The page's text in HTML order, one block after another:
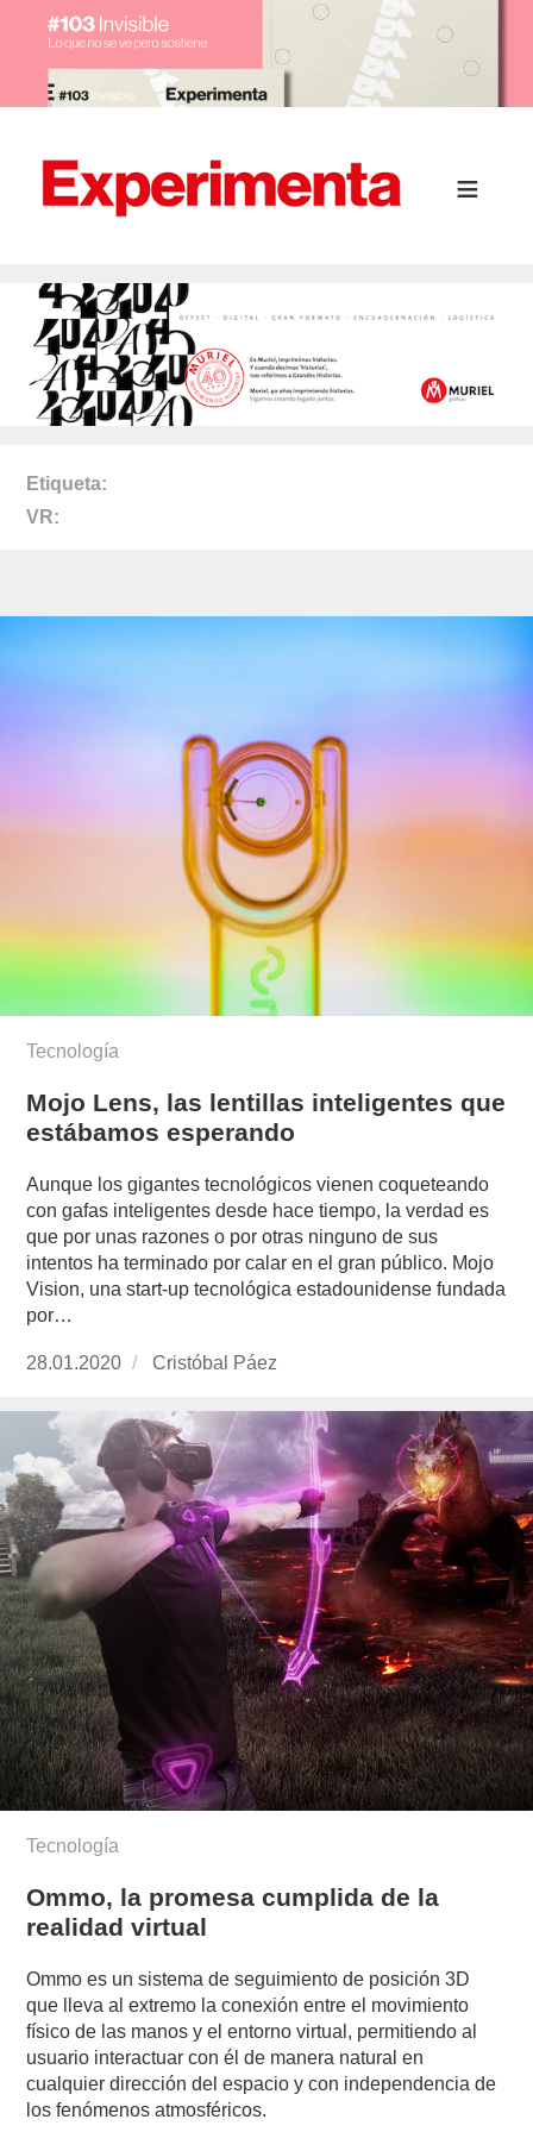
Etiqueta
VR
Tecnología
Mojo Lens, las lentillas inteligentes que
estábamos esperando
Aunque los gigantes tecnológicos vienen coqueteando
con gafas inteligentes desde hace tiempo, la verdad es
que por unas razones o por otras ninguno de sus
intentos ha terminado por calar en el gran público. Mojo
Vision, una start-up tecnológica estadounidense fundada
por…
Publicado
28.01.2020
https://www.experimenta.es/author/cristobal-
Cristóbal Páez
Tecnología
Ommo, la promesa cumplida de la
realidad virtual
Ommo es un sistema de seguimiento de posición 3D
que lleva al extremo la conexión entre el movimiento
físico de las manos y el entorno virtual, permitiendo al
usuario interactuar con él de manera natural en
cualquier dirección del espacio y con independencia de
los fenómenos atmosféricos.